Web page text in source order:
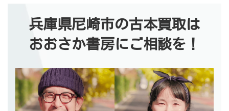
兵庫県尼崎市の古本買取は
おおさか書房にご相談を！